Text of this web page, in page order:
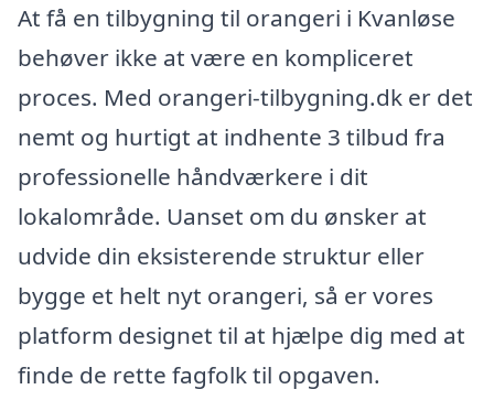
At få en tilbygning til orangeri i Kvanløse
behøver ikke at være en kompliceret
proces. Med orangeri-tilbygning.dk er det
nemt og hurtigt at indhente 3 tilbud fra
professionelle håndværkere i dit
lokalområde. Uanset om du ønsker at
udvide din eksisterende struktur eller
bygge et helt nyt orangeri, så er vores
platform designet til at hjælpe dig med at
finde de rette fagfolk til opgaven.